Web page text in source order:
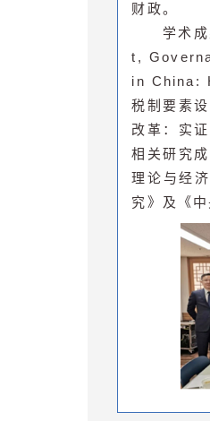
财政。
学术
t,
in China:
税制要素
改革：实
相关研究
理论与经
究》及《